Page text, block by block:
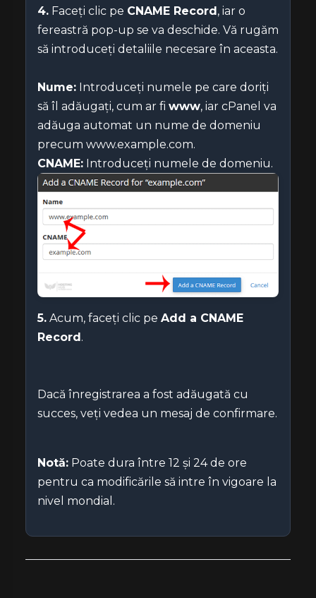
4. Faceți clic pe CNAME Record, iar o
fereastră pop-up se va deschide. Vă rugăm
să introduceți detaliile necesare în aceasta.
Nume: Introduceți numele pe care doriți
să îl adăugați, cum ar fi www, iar cPanel va
adăuga automat un nume de domeniu
precum www.example.com.
CNAME: Introduceți numele de domeniu.
5. Acum, faceți clic pe Add a CNAME
Record.
Dacă înregistrarea a fost adăugată cu
succes, veți vedea un mesaj de confirmare.
Notă: Poate dura între 12 și 24 de ore
pentru ca modificările să intre în vigoare la
nivel mondial.